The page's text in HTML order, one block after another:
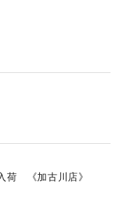
荷 《加古川店》